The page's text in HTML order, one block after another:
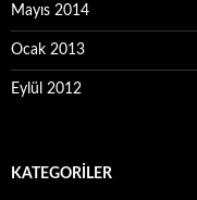
Mayıs 2014
Ocak 2013
Eylül 2012
KATEGORILER